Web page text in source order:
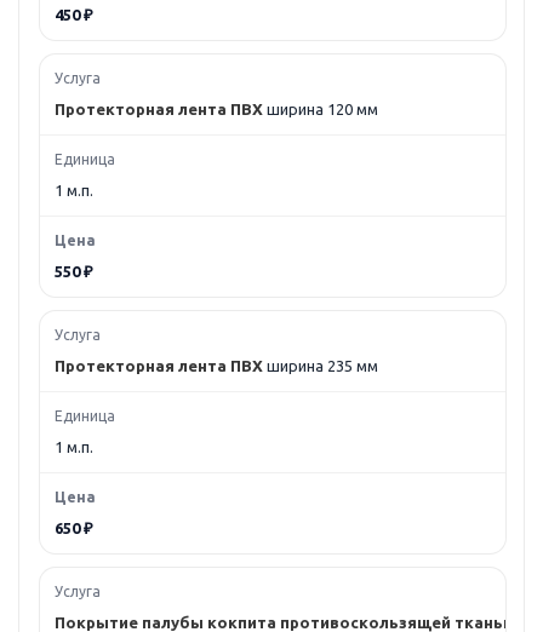
450 ₽
Протекторная лента ПВХ ширина 120 мм
1 м.п.
550 ₽
Протекторная лента ПВХ ширина 235 мм
1 м.п.
650 ₽
Покрытие палубы кокпита противоскользящей тканью